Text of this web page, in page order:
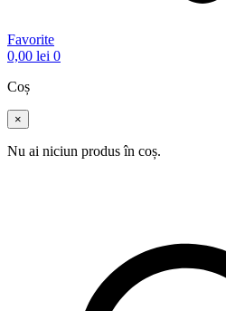
Favorite
0,00 lei 0
Coș
×
Nu ai niciun produs în coș.